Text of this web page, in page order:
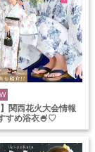
関西花火大会情報
すめ浴衣🍧♡